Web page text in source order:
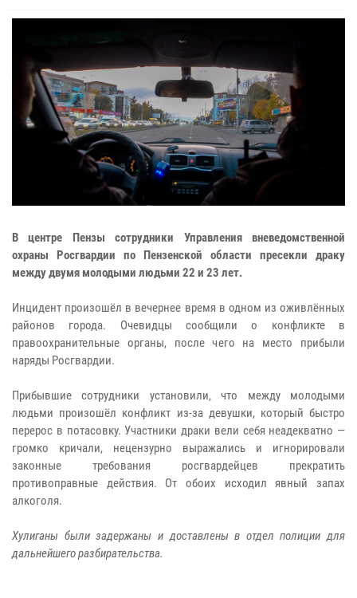
В центре Пензы сотрудники Управления вневедомственной
охраны Росгвардии по Пензенской области пресекли драку
между двумя молодыми людьми 22 и 23 лет.
Инцидент произошёл в вечернее время в одном из оживлённых
районов города. Очевидцы сообщили о конфликте в
правоохранительные органы, после чего на место прибыли
наряды Росгвардии.
Прибывшие сотрудники установили, что между молодыми
людьми произошёл конфликт из-за девушки, который быстро
перерос в потасовку. Участники драки вели себя неадекватно —
громко кричали, нецензурно выражались и игнорировали
законные требования росгвардейцев прекратить
противоправные действия. От обоих исходил явный запах
алкоголя.
Хулиганы были задержаны и доставлены в отдел полиции для
дальнейшего разбирательства.